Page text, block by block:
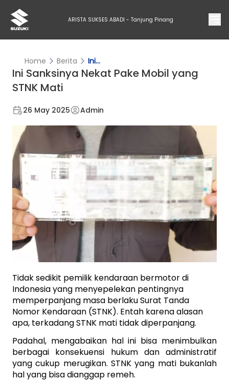
ARISTA SUKSES ABADI - Tanjung Pinang
Home Berita Ini...
Ini Sanksinya Nekat Pake Mobil yang
STNK Mati
26 May 2025 Admin
Tidak sedikit pemilik kendaraan bermotor di
Indonesia yang menyepelekan pentingnya
memperpanjang masa berlaku Surat Tanda
Nomor Kendaraan (STNK). Entah karena alasan
apa, terkadang STNK mati tidak diperpanjang.
Padahal, mengabaikan hal ini bisa menimbulkan
berbagai konsekuensi hukum dan administratif
yang cukup merugikan. STNK yang mati bukanlah
hal yang bisa dianggap remeh.